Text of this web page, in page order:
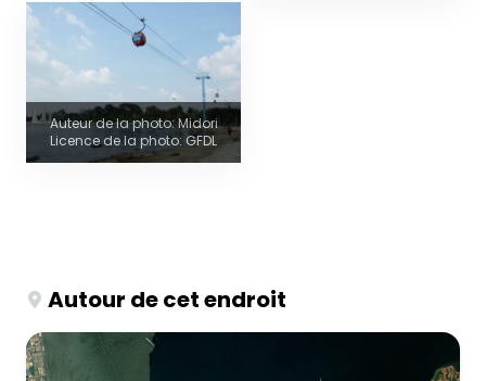
Auteur de la photo: Midori
Licence de la photo: GFDL
Autour de cet endroit